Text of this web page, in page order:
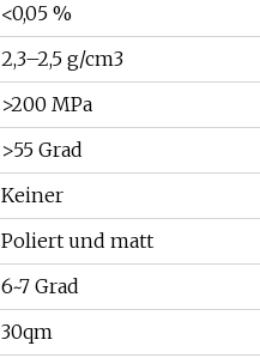
<0,05 %
2,3–2,5 g/cm3
>200 MPa
>55 Grad
Keiner
Poliert und matt
6~7 Grad
30qm